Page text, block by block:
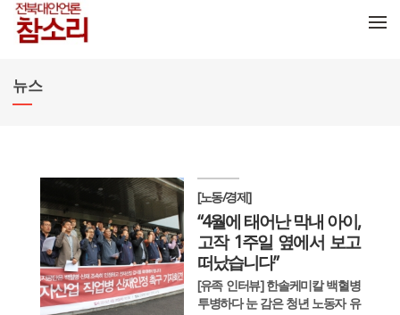
뉴스
[노동/경제]
“4월에 태어난 막내 아이,
고작 1주일 옆에서 보고
떠났습니다”
[유족 인터뷰] 한솔케미칼 백혈병
투병하다 눈 감은 청년 노동자 유